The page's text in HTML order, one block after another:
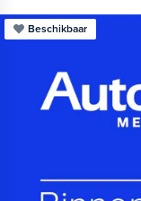
Beschikbaar